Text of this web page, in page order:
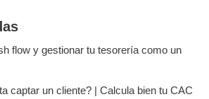
flow y gestionar tu tesorería como un
captar un cliente? | Calcula bien tu CAC